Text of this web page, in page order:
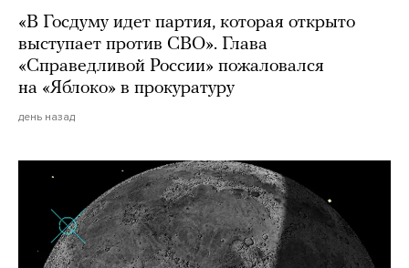
«В Госдуму идет партия, которая открыто
выступает против СВО». Глава
«Справедливой России» пожаловался
на «Яблоко» в прокуратуру
день назад